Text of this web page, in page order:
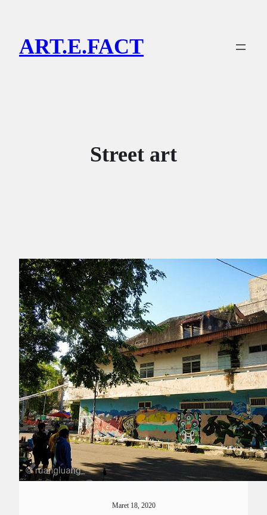
kontenART.E.FACT
Street art
Maret 18, 2020